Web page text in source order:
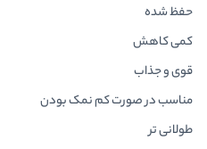
حفظ شده
کمی کاهش
قوی و جذاب
مناسب در صورت کم نمک بودن
طولانی تر